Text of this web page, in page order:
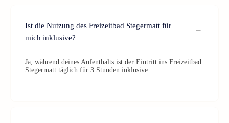
Ist die Nutzung des Freizeitbad Stegermatt für
mich inklusive?
Ja, während deines Aufenthalts ist der Eintritt ins Freizeitbad
Stegermatt täglich für 3 Stunden inklusive.